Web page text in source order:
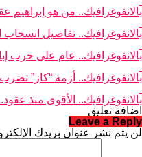
بالانفوغرافيك.. من هو إبراهيم
بالانفوغرافيك.. تفاصيل
بالانفوغرافيك.. عام على حرب
بالانفوغرافيك.. أزمة “كاز”
بالانفوغرافيك.. الأقوى منذ
اضافة تعليق
Leave a Reply
لن يتم نشر عنوان بريدك